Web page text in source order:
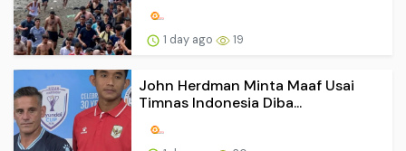
1 day ago 19
John Herdman Minta Maaf Usai
Timnas Indonesia Diba...